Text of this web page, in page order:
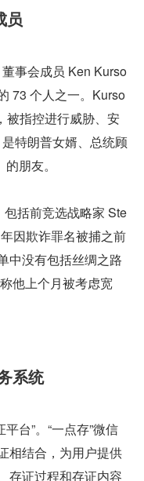
员
事会成员 Ken Kurso
73 个人之一。Kurso
被指控进行威胁、安
特朗普女婿、总统顾
朋友。
括前竞选战略家 Ste
因欺诈罪名被捕之前
中没有包括丝绸之路
他上个月被考虑宽
系统
台”。“一点存”微信
相结合，为用户提供
存证过程和存证内容